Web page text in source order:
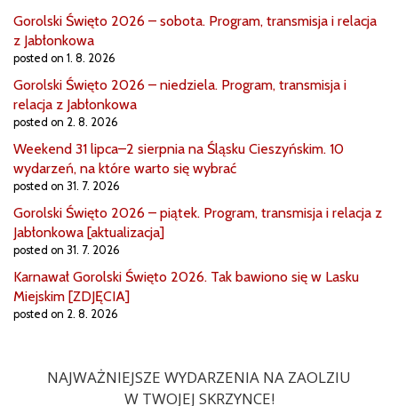
Gorolski Święto 2026 – sobota. Program, transmisja i relacja
z Jabłonkowa
posted on 1. 8. 2026
Gorolski Święto 2026 – niedziela. Program, transmisja i
relacja z Jabłonkowa
posted on 2. 8. 2026
Weekend 31 lipca–2 sierpnia na Śląsku Cieszyńskim. 10
wydarzeń, na które warto się wybrać
posted on 31. 7. 2026
Gorolski Święto 2026 – piątek. Program, transmisja i relacja z
Jabłonkowa [aktualizacja]
posted on 31. 7. 2026
Karnawał Gorolski Święto 2026. Tak bawiono się w Lasku
Miejskim [ZDJĘCIA]
posted on 2. 8. 2026
NAJWAŻNIEJSZE WYDARZENIA NA ZAOLZIU
W TWOJEJ SKRZYNCE!